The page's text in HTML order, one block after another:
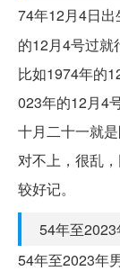
74年12月4日
的12月4号过就
比如1974年的
023年的12月4
十月二十一就
对不上，很乱
较好记。
54年至
54年至2023年